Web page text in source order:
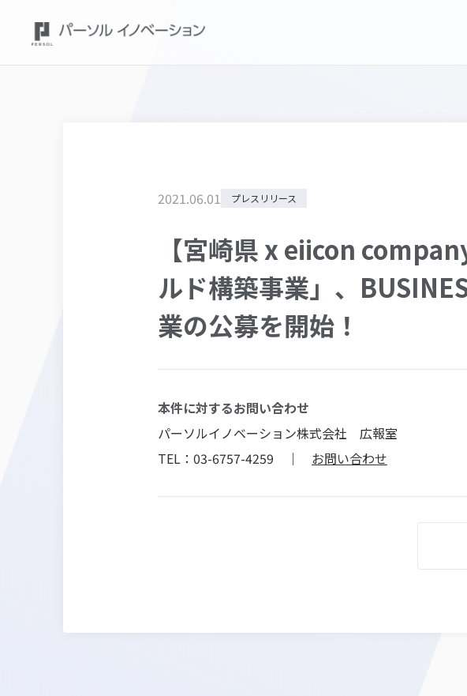
2021.06.01 プレスリリース
【宮崎県 x eiicon
ルド構築事業」、
業の公募を開始！
本件に対するお問い合わせ
パーソルイノベーション株式会社 広報室
TEL：03-6757-4259 ｜ お問い合わせ